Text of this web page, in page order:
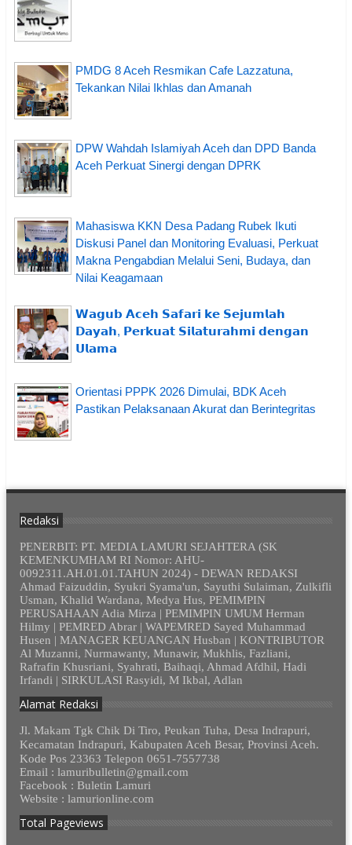
PMDG 8 Aceh Resmikan Cafe Lazzatuna,
Tekankan Nilai Ikhlas dan Amanah
DPW Wahdah Islamiyah Aceh dan DPD Banda
Aceh Perkuat Sinergi dengan DPRK
Mahasiswa KKN Desa Padang Rubek Ikuti
Diskusi Panel dan Monitoring Evaluasi, Perkuat
Makna Pengabdian Melalui Seni, Budaya, dan
Nilai Keagamaan
𝗪𝗮𝗴𝘂𝗯 𝗔𝗰𝗲𝗵 𝗦𝗮𝗳𝗮𝗿𝗶 𝗸𝗲 𝗦𝗲𝗷𝘂𝗺𝗹𝗮𝗵
𝗗𝗮𝘆𝗮𝗵, 𝗣𝗲𝗿𝗸𝘂𝗮𝘁 𝗦𝗶𝗹𝗮𝘁𝘂𝗿𝗮𝗵𝗺𝗶 𝗱𝗲𝗻𝗴𝗮𝗻
𝗨𝗹𝗮𝗺𝗮
Orientasi PPPK 2026 Dimulai, BDK Aceh
Pastikan Pelaksanaan Akurat dan Berintegritas
Redaksi
PENERBIT: PT. MEDIA LAMURI SEJAHTERA (SK
KEMENKUMHAM RI Nomor: AHU-
0092311.AH.01.01.TAHUN 2024) - DEWAN REDAKSI
Ahmad Faizuddin, Syukri Syama'un, Sayuthi Sulaiman, Zulkifli
Usman, Khalid Wardana, Medya Hus, PEMIMPIN
PERUSAHAAN Adia Mirza | PEMIMPIN UMUM Herman
Hilmy | PEMRED Abrar | WAPEMRED Sayed Muhammad
Husen | MANAGER KEUANGAN Husban | KONTRIBUTOR
Al Muzanni, Nurmawanty, Munawir, Mukhlis, Fazliani,
Rafrafin Khusriani, Syahrati, Baihaqi, Ahmad Afdhil, Hadi
Irfandi | SIRKULASI Rasyidi, M Ikbal, Adlan
Alamat Redaksi
Jl. Makam Tgk Chik Di Tiro, Peukan Tuha, Desa Indrapuri,
Kecamatan Indrapuri, Kabupaten Aceh Besar, Provinsi Aceh.
Kode Pos 23363 Telepon 0651-7557738
Email : lamuribulletin@gmail.com
Facebook : Buletin Lamuri
Website : lamurionline.com
Total Pageviews